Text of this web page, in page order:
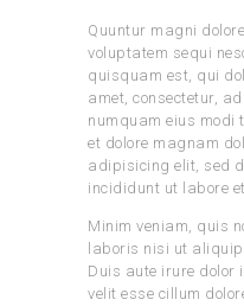
Quuntur magni
voluptatem sequi
quisquam est, qui
amet, consectetur,
numquam eius modi
et dolore magnam
adipisicing elit, sed
incididunt ut labore
Minim veniam, quis
laboris nisi ut aliquip
Duis aute irure dolor
velit esse cillum